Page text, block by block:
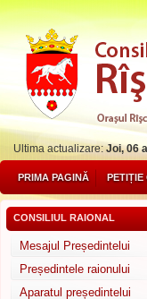
Ultima actualizare:Joi, 06
PRIMA PAGINĂ PETIȚIE
CONSILIUL RAIONAL
Mesajul Președintelui
Președintele raionului
Aparatul președintelui